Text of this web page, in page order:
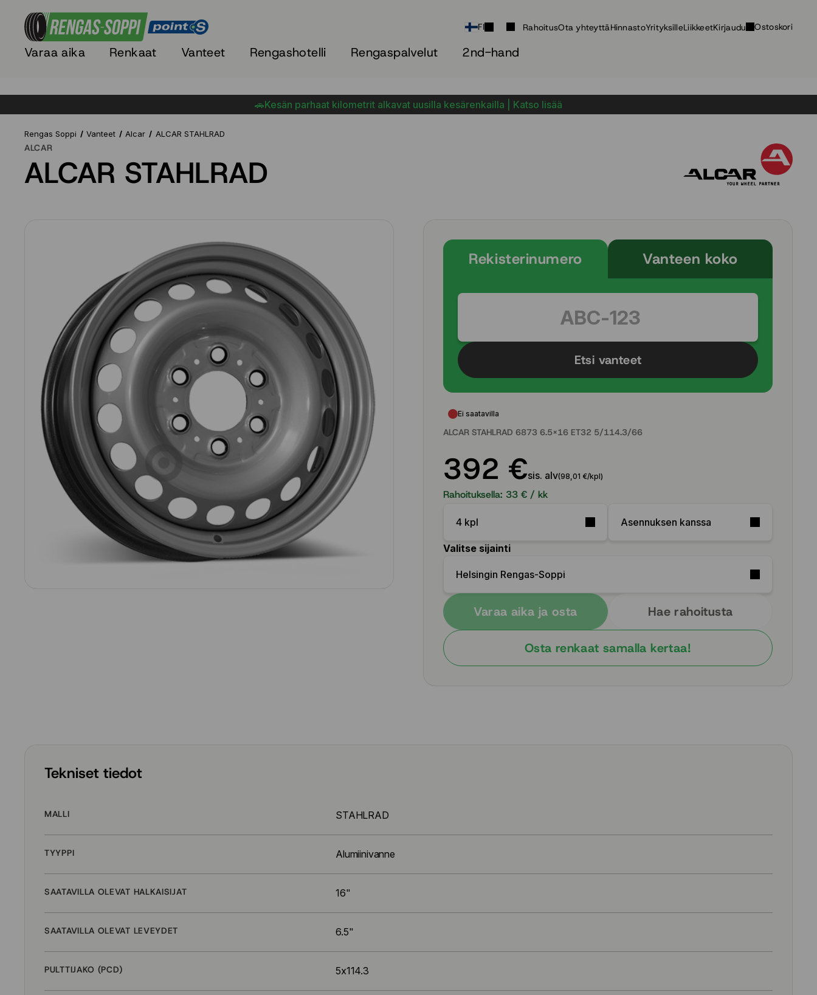
FI RahoitusOta yhteyttäHinnastoYrityksilleLiikkeetKirjaudu Ostoskori
Varaa aika Renkaat Vanteet Rengashotelli Rengaspalvelut 2nd-hand
🚗Kesän parhaat kilometrit alkavat uusilla kesärenkailla | Katso lisää
Rengas Soppi Vanteet Alcar ALCAR STAHLRAD
ALCAR
ALCAR STAHLRAD
Rekisterinumero Vanteen koko
Etsi vanteet
Ei saatavilla
ALCAR STAHLRAD 6873 6.5x16 ET32 5/114.3/66
392 €sis. alv(98,01 €/kpl)
Rahoituksella: 33 € / kk
4 kpl Asennuksen kanssa
Valitse sijainti
Helsingin Rengas-Soppi
Varaa aika ja osta Hae rahoitusta
Osta renkaat samalla kertaa!
Tekniset tiedot
MALLI STAHLRAD
TYYPPI Alumiinivanne
SAATAVILLA OLEVAT HALKAISIJAT 16"
SAATAVILLA OLEVAT LEVEYDET 6.5"
PULTTIJAKO (PCD) 5x114.3